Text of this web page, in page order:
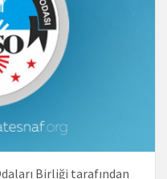
Birliği tarafından